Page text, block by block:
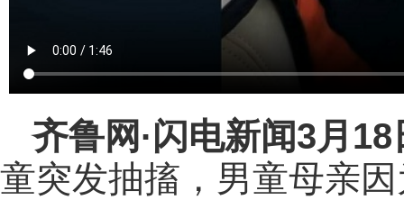
齐鲁网 ·闪电新闻3月18
童突发抽搐，男童母亲